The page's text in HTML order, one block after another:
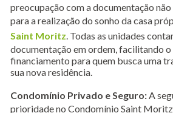
preocupação com a documentação
para a realização do sonho da casa
Saint Moritz . Todas as unidades
documentação em ordem, facilitando
financiamento para quem busca uma
sua nova residência.
Condomínio Privado e Seguro: A
prioridade no Condomínio Saint